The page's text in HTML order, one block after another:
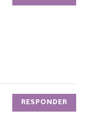
RESPONDER